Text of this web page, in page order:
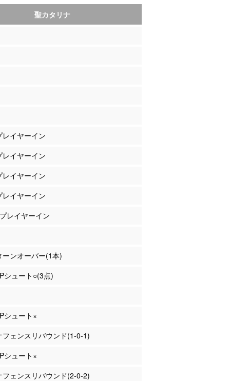
聖カタリナ
イヤーイン
イヤーイン
イヤーイン
イヤーイン
レイヤーイン
ンオーバー(1本)
シュート○(3点)
シュート×
フェンスリバウンド(1-0-1)
シュート×
フェンスリバウンド(2-0-2)